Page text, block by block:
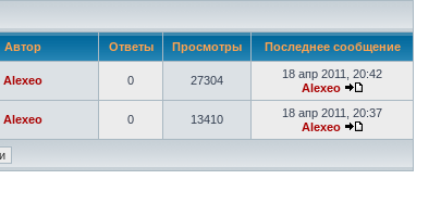
Автор Ответы Просмотры Последнее сообщение
Alexeo 0 27304
18 апр 2011, 20:42
Alexeo
Alexeo 0 13410
18 апр 2011, 20:37
Alexeo